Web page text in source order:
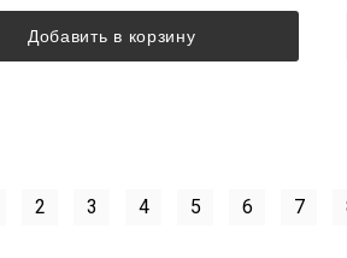
Добавить в корзину
2 3 4 5 6 7